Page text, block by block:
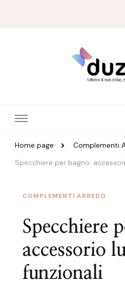
Home page
Complementi
Specchiere per bagno:
COMPLEMENTI ARREDO
Specchiere
accessorio
funzionali